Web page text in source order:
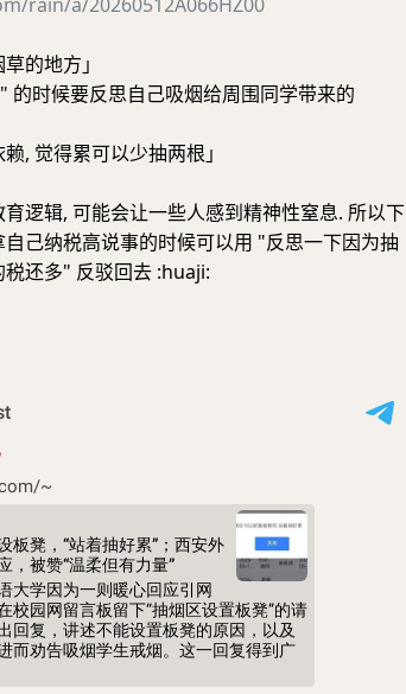
的地方」
的时候要反思自己吸烟给周围同学带来的
, 觉得累可以少抽两根」
逻辑, 可能会让一些人感到精神性窒息. 所以下
己纳税高说事的时候可以用 "反思一下因为抽
还多" 反驳回去 :huaji: